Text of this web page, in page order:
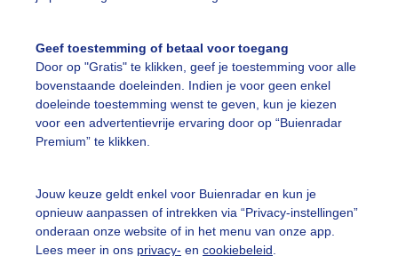
Geef toestemming of betaal voor toegang
Door op "Gratis" te klikken, geef je toestemming voor alle
bovenstaande doeleinden. Indien je voor geen enkel
doeleinde toestemming wenst te geven, kun je kiezen
voor een advertentievrije ervaring door op “Buienradar
Premium” te klikken.
Jouw keuze geldt enkel voor Buienradar en kun je
opnieuw aanpassen of intrekken via “Privacy-instellingen”
onderaan onze website of in het menu van onze app.
Lees meer in ons privacy- en cookiebeleid
vragen
Mijn weer
De Bilt